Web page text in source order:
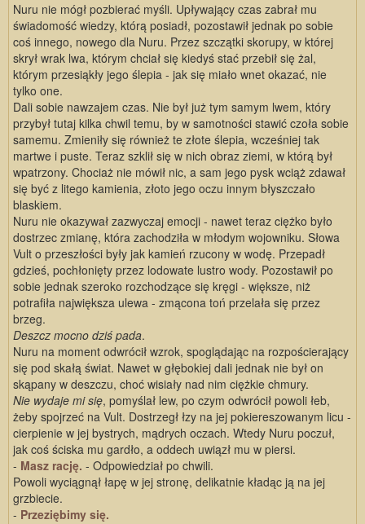
Nuru nie mógł pozbierać myśli. Upływający czas zabrał mu
świadomość wiedzy, którą posiadł, pozostawił jednak po sobie
coś innego, nowego dla Nuru. Przez szczątki skorupy, w której
skrył wrak lwa, którym chciał się kiedyś stać przebił się żal,
którym przesiąkły jego ślepia - jak się miało wnet okazać, nie
tylko one.
Dali sobie nawzajem czas. Nie był już tym samym lwem, który
przybył tutaj kilka chwil temu, by w samotności stawić czoła sobie
samemu. Zmieniły się również te złote ślepia, wcześniej tak
martwe i puste. Teraz szklił się w nich obraz ziemi, w którą był
wpatrzony. Chociaż nie mówił nic, a sam jego pysk wciąż zdawał
się być z litego kamienia, złoto jego oczu innym błyszczało
blaskiem.
Nuru nie okazywał zazwyczaj emocji - nawet teraz ciężko było
dostrzec zmianę, która zachodziła w młodym wojowniku. Słowa
Vult o przeszłości były jak kamień rzucony w wodę. Przepadł
gdzieś, pochłonięty przez lodowate lustro wody. Pozostawił po
sobie jednak szeroko rozchodzące się kręgi - większe, niż
potrafiła największa ulewa - zmącona toń przelała się przez
brzeg.
Deszcz mocno dziś pada.
Nuru na moment odwrócił wzrok, spoglądając na rozpościerający
się pod skałą świat. Nawet w głębokiej dali jednak nie był on
skąpany w deszczu, choć wisiały nad nim ciężkie chmury.
Nie wydaje mi się, pomyślał lew, po czym odwrócił powoli łeb,
żeby spojrzeć na Vult. Dostrzegł łzy na jej pokiereszowanym licu -
cierpienie w jej bystrych, mądrych oczach. Wtedy Nuru poczuł,
jak coś ściska mu gardło, a oddech uwiązł mu w piersi.
- Masz rację. - Odpowiedział po chwili.
Powoli wyciągnął łapę w jej stronę, delikatnie kładąc ją na jej
grzbiecie.
- Przeziębimy się.